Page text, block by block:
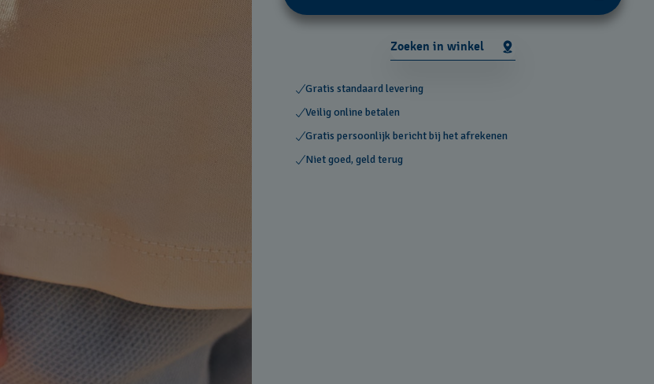
Zoeken in winkel
Gratis standaard levering
Veilig online betalen
Gratis persoonlijk bericht bij het afrekenen
Niet goed, geld terug